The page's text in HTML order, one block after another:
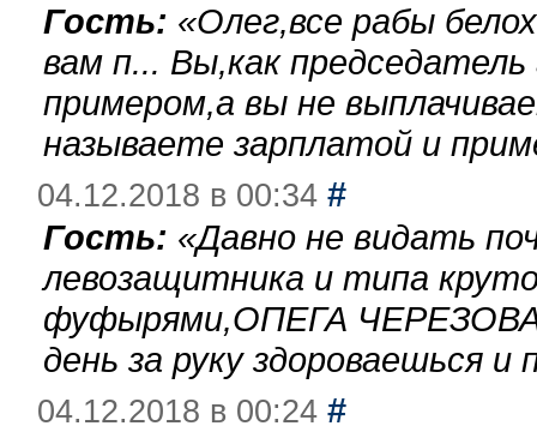
Гость: «Олег,все рабы
вам п... Вы,как
примером,а вы не
называете зарплатой и
04.12.2018 в 00:34 #
Гость: «Давно не видать
левозащитника и типа
фуфырями,ОПЕГА
день за руку здороваешься
04.12.2018 в 00:24 #